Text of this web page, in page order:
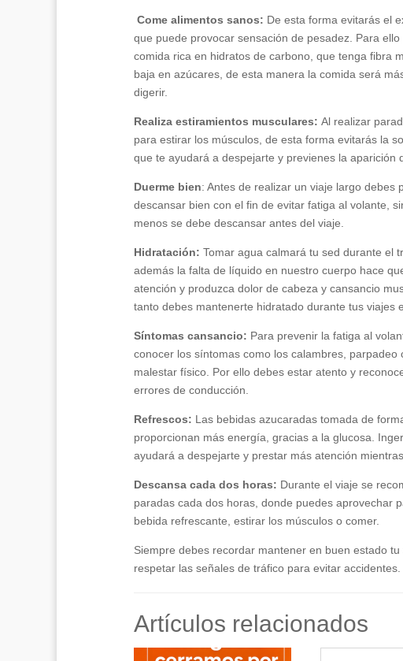
Come alimentos sanos: De esta forma evitarás el
que puede provocar sensación de pesadez. Para
comida rica en hidratos de carbono, que tenga fibra
baja en azúcares, de esta manera la comida será
digerir.
Realiza estiramientos musculares: Al realizar
para estirar los músculos, de esta forma evitarás la
que te ayudará a despejarte y previenes la aparición
Duerme bien: Antes de realizar un viaje largo debes
descansar bien con el fin de evitar fatiga al volante,
menos se debe descansar antes del viaje.
Hidratación: Tomar agua calmará tu sed durante el
además la falta de líquido en nuestro cuerpo hace
atención y produzca dolor de cabeza y cansancio
tanto debes mantenerte hidratado durante tus viajes
Síntomas cansancio: Para prevenir la fatiga al
conocer los síntomas como los calambres, parpadeo
malestar físico. Por ello debes estar atento y
errores de conducción.
Refrescos: Las bebidas azucaradas tomada de
proporcionan más energía, gracias a la glucosa.
ayudará a despejarte y prestar más atención
Descansa cada dos horas: Durante el viaje se
paradas cada dos horas, donde puedes aprovechar
bebida refrescante, estirar los músculos o comer.
Siempre debes recordar mantener en buen estado tu
respetar las señales de tráfico para evitar accidentes.
Artículos relacionados